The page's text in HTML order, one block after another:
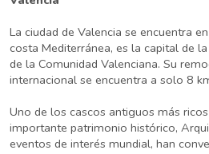
La ciudad de Valencia se encuentra
costa Mediterránea, es la capital de
de la Comunidad Valenciana. Su
internacional se encuentra a solo 8
Uno de los cascos antiguos más
importante patrimonio histórico,
eventos de interés mundial, han